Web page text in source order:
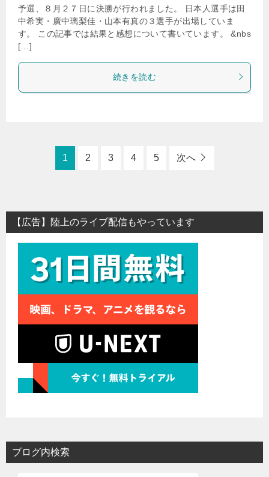
予選、８月２７日に決勝が行われました。 日本人選手は田
中希実・廣中璃梨佳・山本有真の３選手が出場していま
す。 この記事では結果と感想について書いています。 &nbs
[…]
続きを読む
1 2 3 4 5 次へ
【広告】陸上のライブ配信もやっています
ブログ内検索